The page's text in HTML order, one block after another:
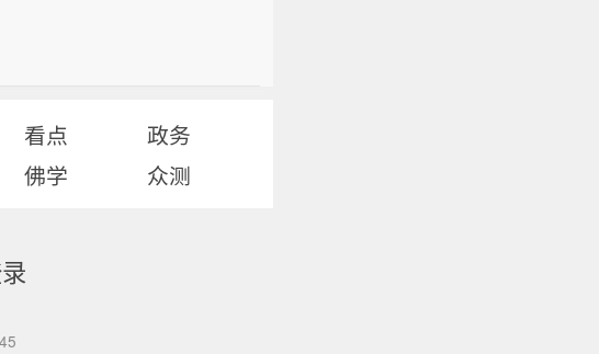
看点
政务
佛学 众测